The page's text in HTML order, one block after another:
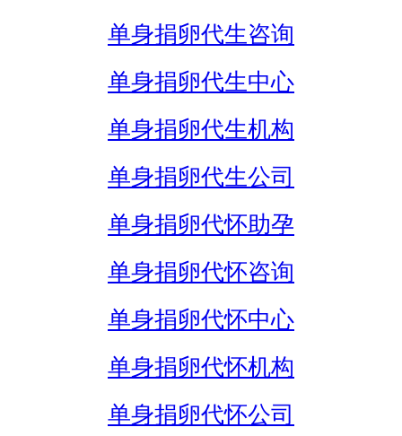
单身捐卵代生咨询
单身捐卵代生中心
单身捐卵代生机构
单身捐卵代生公司
单身捐卵代怀助孕
单身捐卵代怀咨询
单身捐卵代怀中心
单身捐卵代怀机构
单身捐卵代怀公司